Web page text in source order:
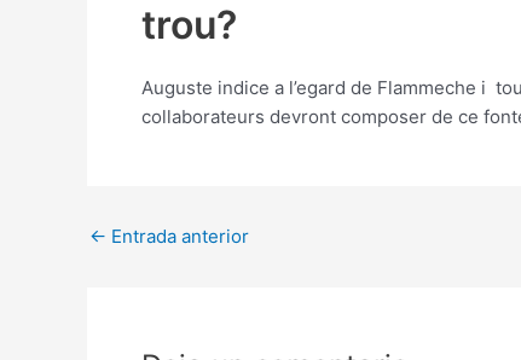
trou?
Auguste indice a l’egard de Flammeche i
collaborateurs devront composer de ce
Post
← Entrada anterior